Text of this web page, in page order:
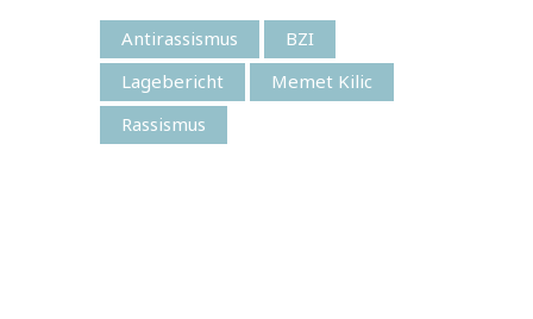
Antirassismus
BZI
Lagebericht
Memet Kilic
Rassismus